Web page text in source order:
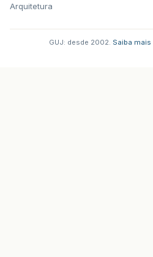
Arquitetura
GUJ: desde 2002. Saiba mais